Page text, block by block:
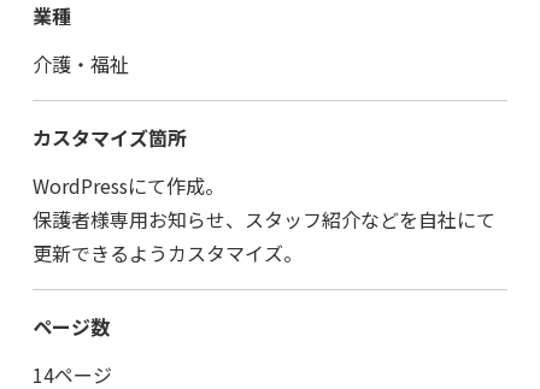
業種
介護・福祉
カスタマイズ箇所
WordPressにて作成。
保護者様専用お知らせ、スタッフ紹介などを自社にて
更新できるようカスタマイズ。
ページ数
14ページ